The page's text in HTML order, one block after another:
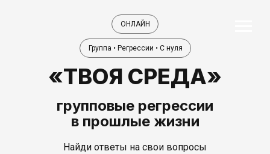
«ТВОЯ СРЕДА»
групповые регрессии
в прошлые жизни
Найди ответы на свои вопросы
Группа • Регрессии • С нуля
ОНЛАЙН